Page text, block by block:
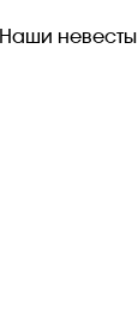
Наши невесты